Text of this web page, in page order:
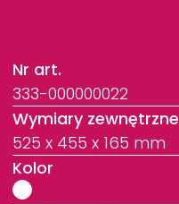
Nr art.
333-000000022
Wymiary zewnętrzne
525 x 455 x 165 mm
Kolor